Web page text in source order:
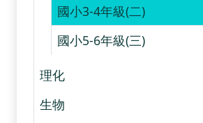
國小3-4年級(二)
國小5-6年級(三)
理化
生物